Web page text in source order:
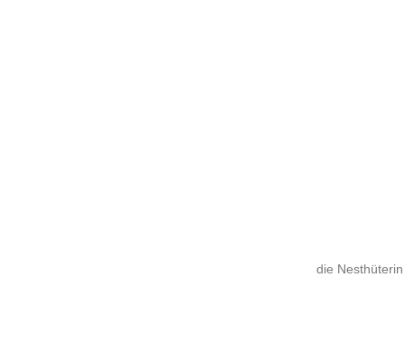
die Nesthüterin